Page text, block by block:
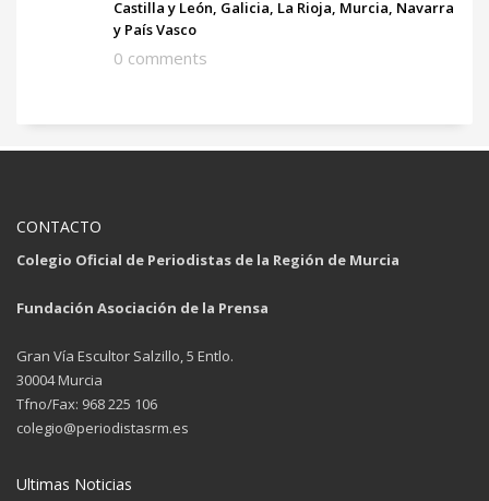
Castilla y León, Galicia, La Rioja, Murcia, Navarra
y País Vasco
0 comments
CONTACTO
Colegio Oficial de Periodistas de la Región de Murcia
Fundación Asociación de la Prensa
Gran Vía Escultor Salzillo, 5 Entlo.
30004 Murcia
Tfno/Fax: 968 225 106
colegio@periodistasrm.es
Ultimas Noticias